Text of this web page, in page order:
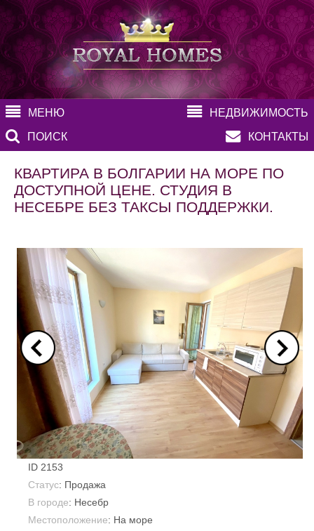
МЕНЮ
НЕДВИЖИМОСТЬ
ПОИСК
КОНТАКТЫ
КВАРТИРА В БОЛГАРИИ НА МОРЕ ПО
ДОСТУПНОЙ ЦЕНЕ. СТУДИЯ В
НЕСЕБРЕ БЕЗ ТАКСЫ ПОДДЕРЖКИ.
ID 2153
Статус: Продажа
В городе: Несебр
Местоположение: На море